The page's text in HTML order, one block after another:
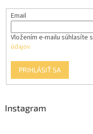
Email
Vložením e-mailu súhlasíte s
údajov
PRIHLÁSIŤ SA
Instagram